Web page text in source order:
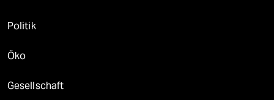
Politik
Öko
Gesellschaft